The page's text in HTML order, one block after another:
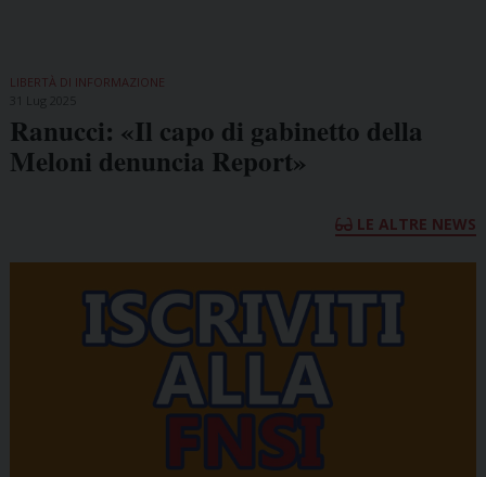
LIBERTÀ DI INFORMAZIONE
Ranucci: «Il capo di gabinetto della
Meloni denuncia Report»
LE ALTRE NEWS